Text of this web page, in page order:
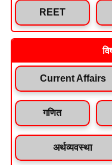
REET
Current Affairs
गणित
अर्थव्यवस्था